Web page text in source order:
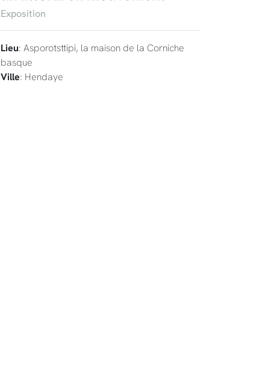
Exposition
Lieu: Asporotsttipi, la maison de la Corniche
basque
Ville: Hendaye